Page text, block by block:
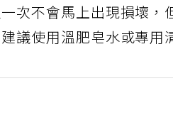
次不會馬上出現損壞，
議使用溫肥皂水或專用